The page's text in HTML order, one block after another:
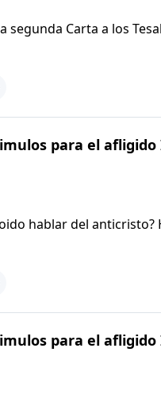
segunda Carta a los
y aferrados a las
hace un par
para el
hablar del
cuando usa la palabra
y escuchemos
para el afligido